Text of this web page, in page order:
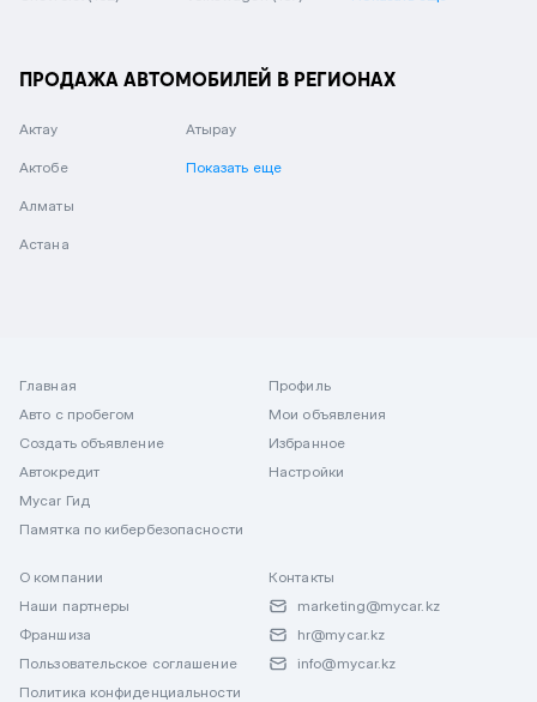
ПРОДАЖА АВТОМОБИЛЕЙ В РЕГИОНАХ
Актау
Актобе
Алматы
Астана
Атырау
Показать еще
Главная
Авто с пробегом
Создать объявление
Автокредит
Mycar Гид
Памятка по кибербезопасности
Профиль
Мои объявления
Избранное
Настройки
О компании
Наши партнеры
Франшиза
Пользовательское соглашение
Политика конфиденциальности
Контакты
marketing@mycar.kz
hr@mycar.kz
info@mycar.kz